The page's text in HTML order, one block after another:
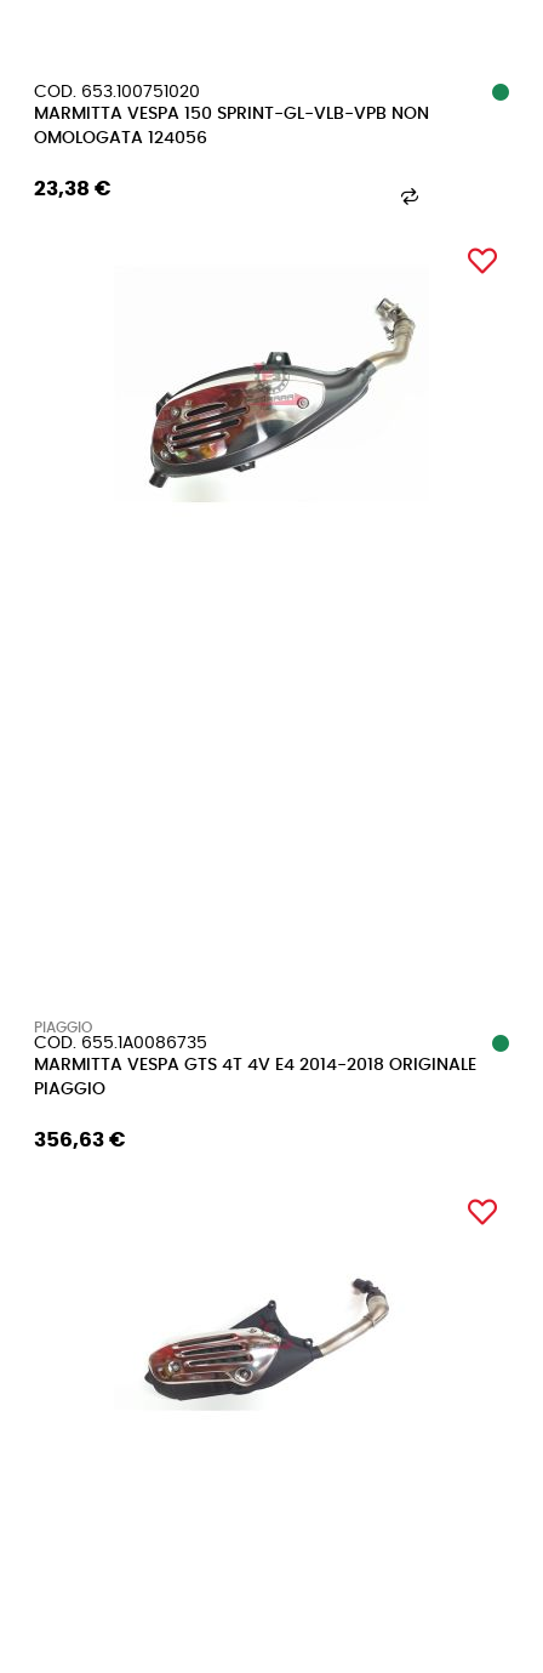
COD. 653.100751020
MARMITTA VESPA 150 SPRINT-GL-VLB-VPB NON
OMOLOGATA 124056
23,38 €
PIAGGIO
COD. 655.1A0086735
MARMITTA VESPA GTS 4T 4V E4 2014-2018 ORIGINALE
PIAGGIO
356,63 €